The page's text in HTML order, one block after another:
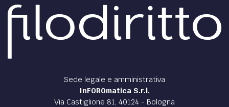
Sede legale e amministrativa
InFOROmatica S.r.l.
Via Castiglione 81, 40124 - Bologna